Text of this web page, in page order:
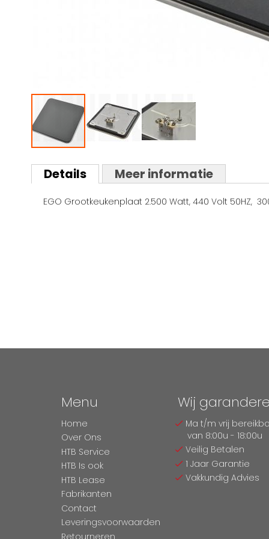
naar
het
van
Details
EGO Grootkeukenplaat 2.500 Watt, 440 Volt 50HZ,
Meer informatie
Menu
Home
Over Ons
HTB Service
HTB Is ook
HTB Lease
Fabrikanten
Contact
Leveringsvoorwaarden
Retourneren
Wij
Ma t/m vrij
van 8:00u - 18:00u
Veilig Betalen
1 Jaar Garantie
Vakkundig Advies